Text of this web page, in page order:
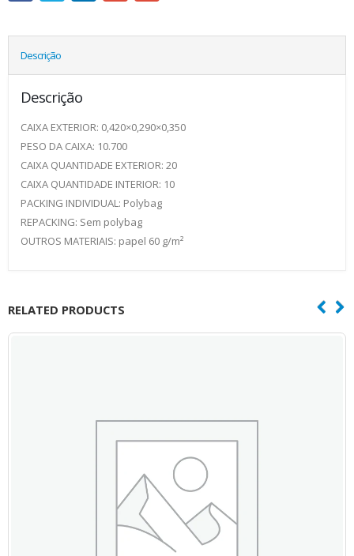
Descrição
Descrição
CAIXA EXTERIOR: 0,420×0,290×0,350
PESO DA CAIXA: 10.700
CAIXA QUANTIDADE EXTERIOR: 20
CAIXA QUANTIDADE INTERIOR: 10
PACKING INDIVIDUAL: Polybag
REPACKING: Sem polybag
OUTROS MATERIAIS: papel 60 g/m²
RELATED PRODUCTS